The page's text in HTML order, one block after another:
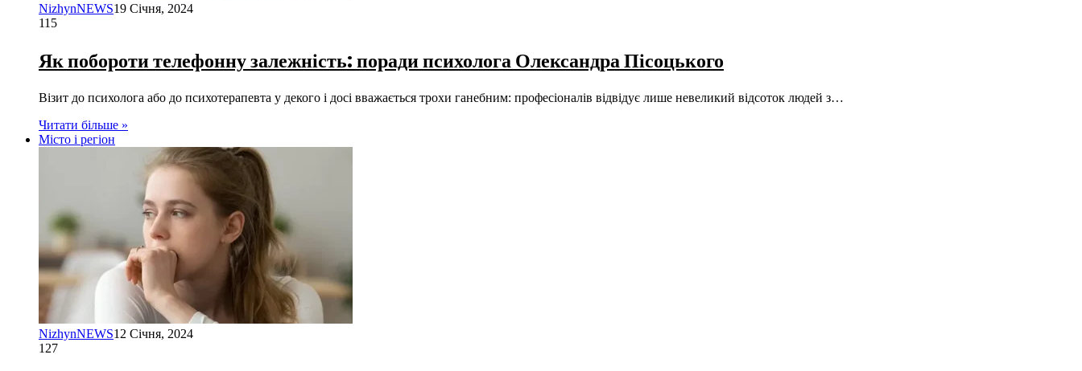
NizhynNEWS19 Січня, 2024
115
Як побороти телефонну залежність: поради психолога Олександра Пісоцького
Візит до психолога або до психотерапевта у декого і досі вважається трохи ганебним: професіоналів відвідує лише невеликий відсоток людей з…
Читати більше »
Місто і регіон
NizhynNEWS12 Січня, 2024
127